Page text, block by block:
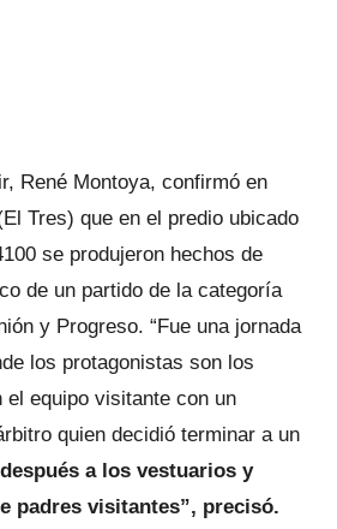
René Montoya, confirmó en
Tres) que en el predio ubicado
se produjeron hechos de
de un partido de la categoría
y Progreso. “Fue una jornada
los protagonistas son los
equipo visitante con un
quien decidió terminar a un
a los vestuarios y
padres visitantes”, precisó.